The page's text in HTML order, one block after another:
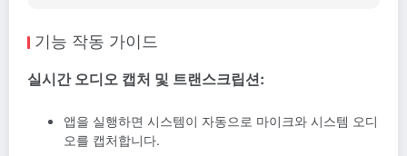
기능 작동 가이드
실시간 오디오 캡처 및 트랜스크립션:
앱을 실행하면 시스템이 자동으로 마이크와 시스템 오디
오를 캡처합니다.